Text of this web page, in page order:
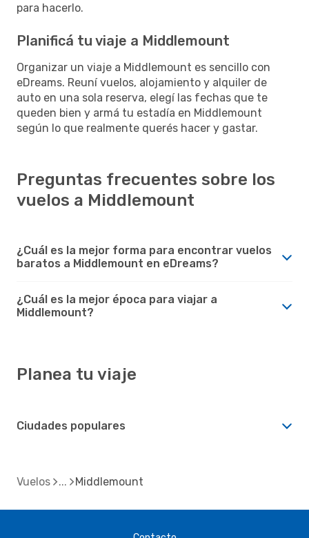
para hacerlo.
Planificá tu viaje a Middlemount
Organizar un viaje a Middlemount es sencillo con
eDreams. Reuní vuelos, alojamiento y alquiler de
auto en una sola reserva, elegí las fechas que te
queden bien y armá tu estadía en Middlemount
según lo que realmente querés hacer y gastar.
Preguntas frecuentes sobre los
vuelos a Middlemount
¿Cuál es la mejor forma para encontrar vuelos
baratos a Middlemount en eDreams?
¿Cuál es la mejor época para viajar a
Middlemount?
Planea tu viaje
Ciudades populares
Vuelos Middlemount